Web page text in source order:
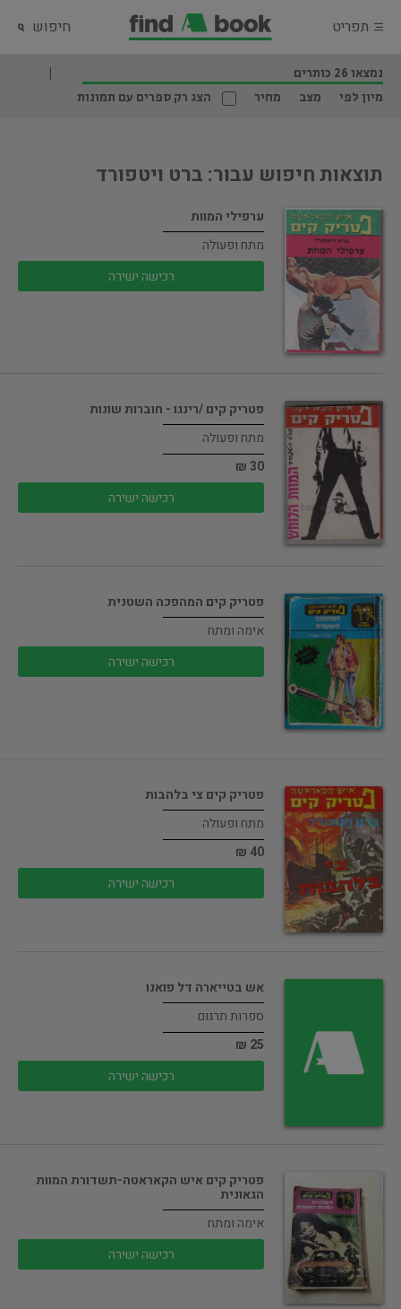
תפריט חיפוש
נמצאו 26 כותרים
מיון לפי
מצב מחיר הצג רק ספרים עם תמונות
תוצאות חיפוש עבור: ברט ויטפורד
ערפילי המוות
מתח ופעולה
רכישה ישירה
פטריק קים /רינגו - חוברות שונות
מתח ופעולה
30 ₪
רכישה ישירה
פטריק קים המהפכה השטנית
אימה ומתח
רכישה ישירה
פטריק קים צי בלהבות
מתח ופעולה
40 ₪
רכישה ישירה
אש בטייארה דל פואנו
ספרות תרגום
25 ₪
רכישה ישירה
פטריק קים איש הקאראטה-תשדורת המוות
הגאונית
אימה ומתח
רכישה ישירה